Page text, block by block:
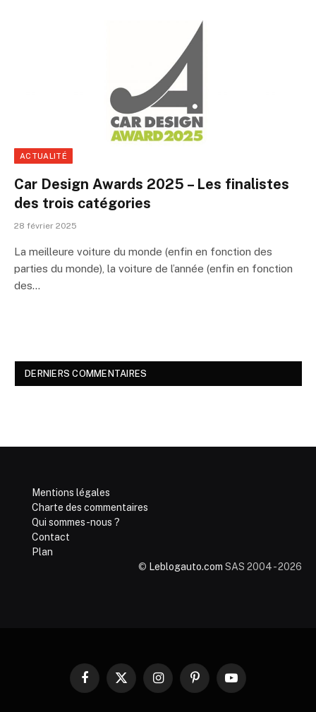
ACTUALITÉ
Car Design Awards 2025 – Les finalistes
des trois catégories
28 février 2025
La meilleure voiture du monde (enfin en fonction des
parties du monde), la voiture de l’année (enfin en fonction
des…
DERNIERS COMMENTAIRES
Mentions légales
Charte des commentaires
Qui sommes-nous ?
Contact
Plan
© Leblogauto.com SAS 2004 - 2026
Facebook
X
InstagramPinterestYouTube